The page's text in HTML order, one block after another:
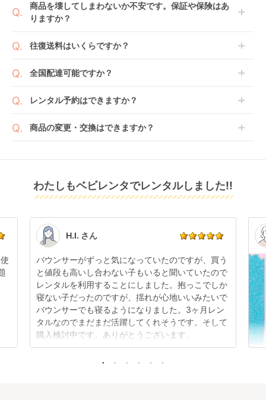
の上で、早期にご返却ください。
のもございます。
新品商品はメーカーから仕入れた状態のものをお送り
走行テストを行う場合がございます。
となる場合がございます。その際、メーカーの都合に
場合や、在庫切れによりご注文をキャンセルさせてい
い。
※万が一キャンセルとなった場合には、代金は全額ご
てお届けしております。そのため、小さなキズや使用
感はございますが、故障や大きなキズ、シミなどのリ
す。
点検清掃については
もご確認ください。
商品を壊してしまわないか不安です。保証や保険はあ
りますか？
おります。
ョンをご購入ください。
詳しくはこちらをご確認ください。
往復送料はいくらですか？
へ入れ、カートページから住所を入力すると送料が確
全国配達可能ですか？
※空港への配達はご対応できかねますのであらかじめ
レンタル予約はできますか？
可能ですので、商品のご注文時にご希望のお日にちに
商品の変更・交換はできますか？
また、レンタル期間の変更も商品発送前であれば変更
可能です。
い。
わたしもベビレンタでレンタルしました!!
H.I. さん
バウンサーがずっと気になっていたのですが、買う
と値段も高いし合わない子もいると聞いていたので
レンタルを利用することにしました。抱っこでしか
寝ない子だったのですが、揺れが心地いいみたいで
バウンサーでも寝るようになりました。3ヶ月レン
タルなのでまだまだ活躍してくれそうです。そして
購入検討中です。ありがとうございます。